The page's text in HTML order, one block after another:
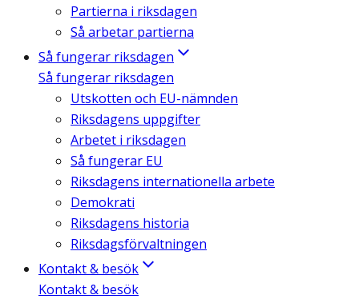
Partierna i riksdagen
Så arbetar partierna
Så fungerar riksdagen
Så fungerar riksdagen
Utskotten och EU-nämnden
Riksdagens uppgifter
Arbetet i riksdagen
Så fungerar EU
Riksdagens internationella arbete
Demokrati
Riksdagens historia
Riksdagsförvaltningen
Kontakt & besök
Kontakt & besök